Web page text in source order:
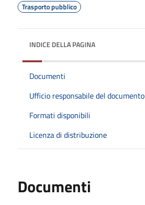
Trasporto pubblico
INDICE DELLA PAGINA
Documenti
Ufficio responsabile del documento
Formati disponibili
Licenza di distribuzione
Documenti